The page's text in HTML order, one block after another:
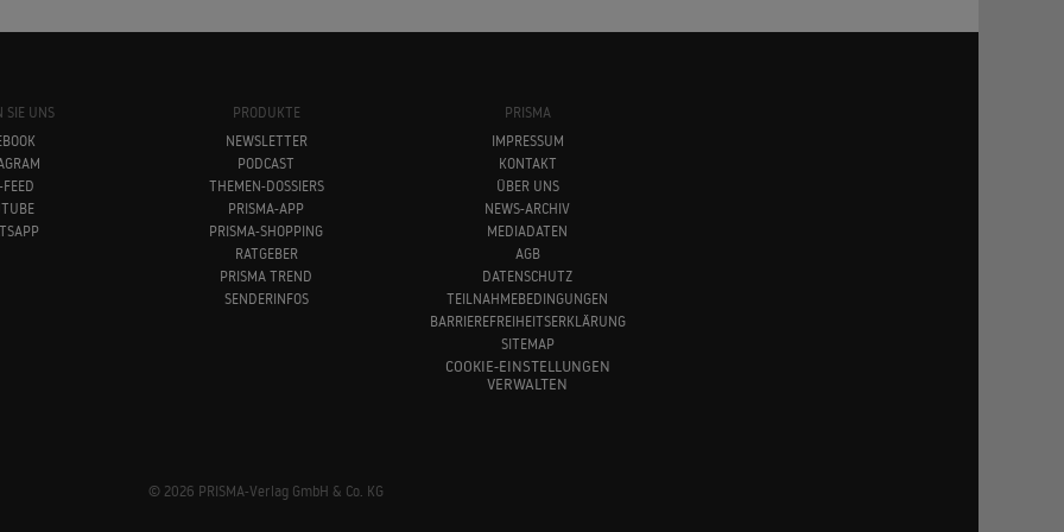
SIE UNS
FEED
PRODUKTE
NEWSLETTER
PODCAST
THEMEN-DOSSIERS
PRISMA-APP
PRISMA-SHOPPING
RATGEBER
PRISMA TREND
SENDERINFOS
PRISMA
IMPRESSUM
KONTAKT
ÜBER UNS
NEWS-ARCHIV
MEDIADATEN
AGB
DATENSCHUTZ
TEILNAHMEBEDINGUNGEN
BARRIEREFREIHEITSERKLÄRUNG
SITEMAP
COOKIE-EINSTELLUNGEN
VERWALTEN
© 2026 PRISMA-Verlag GmbH & Co. KG